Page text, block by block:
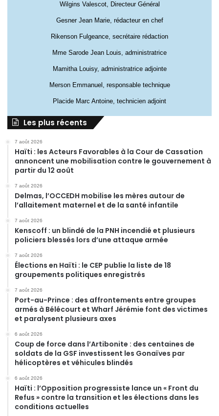
Wilgins Valescot, Directeur Général
Gesner Jean Marie, rédacteur en chef
Rikenson Fulgeance, secrétaire rédaction
Mme Sarode Jean Louis, administratrice
Mamitha Louisy, administratrice adjointe
Merson Emmanuel, responsable technique
Placide Marc Antoine, technicien adjoint
Les plus récents
7 août 2026
Haïti : les Acteurs Favorables à la Cour de Cassation
annoncent une mobilisation contre le gouvernement à
partir du 12 août
7 août 2026
Delmas, l’OCCEDH mobilise les mères autour de
l’allaitement maternel et de la santé infantile
7 août 2026
Kenscoff : un blindé de la PNH incendié et plusieurs
policiers blessés lors d’une attaque armée
7 août 2026
Élections en Haïti : le CEP publie la liste de 18
groupements politiques enregistrés
7 août 2026
Port-au-Prince : des affrontements entre groupes
armés à Bélécourt et Wharf Jérémie font des victimes
et paralysent plusieurs axes
6 août 2026
Coup de force dans l’Artibonite : des centaines de
soldats de la GSF investissent les Gonaïves par
hélicoptères et véhicules blindés
6 août 2026
Haïti : l’Opposition progressiste lance un « Front du
Refus » contre la transition et les élections dans les
conditions actuelles